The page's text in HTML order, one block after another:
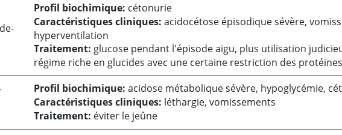
Profil biochimique: cétonurie
Caractéristiques cliniques: acidocétose épisodique sévère,
hyperventilation
Traitement: glucose pendant l'épisode aigu, plus utilisation
régime riche en glucides avec une certaine restriction des
Profil biochimique: acidose métabolique sévère, hypoglycémie,
Caractéristiques cliniques: léthargie, vomissements
Traitement: éviter le jeûne